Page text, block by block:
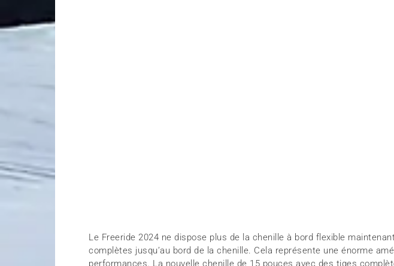
Le Freeride 2024 ne dispose plus de la chenille à bord flexible
complètes jusqu’au bord de la chenille. Cela représente une énorme
performances. La nouvelle chenille de 15 pouces avec des tiges